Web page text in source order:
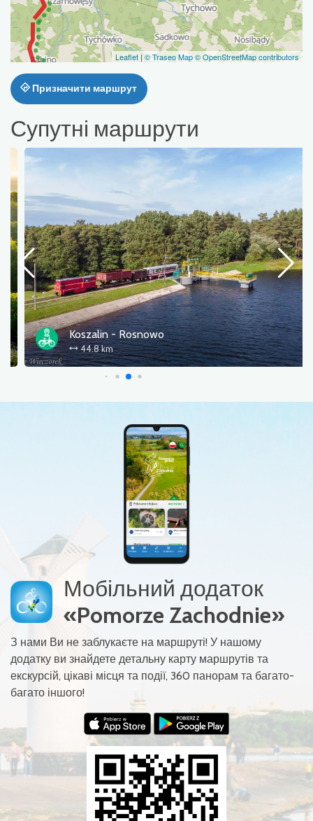
Leaflet | © Traseo Map© OpenStreetMap contributors
Призначити маршрут
Супутні маршрути
Koszalin - Rosnowo
44.8 km
Мобільний додаток
«Pomorze Zachodnie»
З нами Ви не заблукаєте на маршруті! У нашому
додатку ви знайдете детальну карту маршрутів та
екскурсій, цікаві місця та події, 360 панорам та багато-
багато іншого!